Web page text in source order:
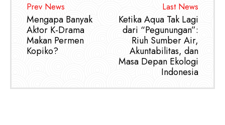
Prev News
Mengapa Banyak
Aktor K-Drama
Makan Permen
Kopiko?
Last News
Ketika Aqua Tak Lagi
dari “Pegunungan”:
Riuh Sumber Air,
Akuntabilitas, dan
Masa Depan Ekologi
Indonesia